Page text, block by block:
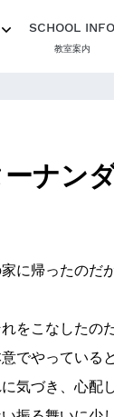
SCHOOL INFO
教室案内
ナン
に帰ったのだ
をこなしたの
でやっている
気づき、心配し